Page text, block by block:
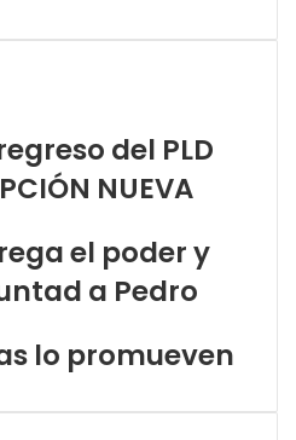
del PLD
NUEVA
el poder y
a Pedro
lo promueven